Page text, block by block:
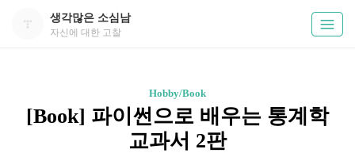
생각많은 소심남
자신에 대한 고찰
Hobby/Book
[Book] 파이썬으로 배우는 통계학
교과서 2판